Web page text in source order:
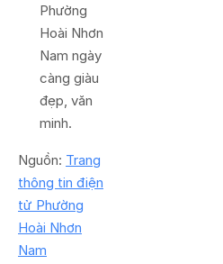
Phường
Hoài Nhơn
Nam ngày
càng giàu
đẹp, văn
minh.
Nguồn: Trang
thông tin điện
tử Phường
Hoài Nhơn
Nam